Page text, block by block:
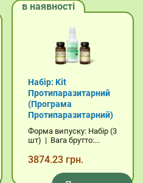
в наявності
Набір: Kit
Протипаразитарний
(Програма
Протипаразитарний)
Форма випуску: Набір (3
шт) | Вага брутто:...
3874.23 грн.